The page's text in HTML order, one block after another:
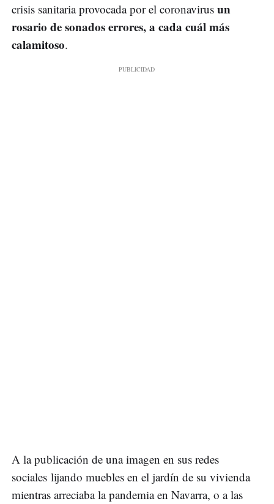
crisis sanitaria provocada por el coronavirus un
rosario de sonados errores, a cada cuál más
calamitoso.
A la publicación de una imagen en sus redes
sociales lijando muebles en el jardín de su vivienda
mientras arreciaba la pandemia en Navarra, o a las